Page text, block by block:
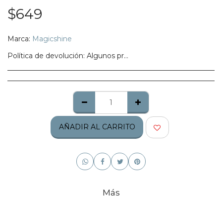
$649
Marca: Magicshine
Política de devolución: Algunos productos no califican para ser regresados, te pedimos confirmes bien tu talla, modelo o estilo.
AÑADIR AL CARRITO
Más